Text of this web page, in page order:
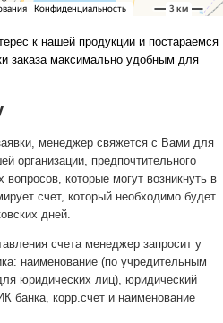
к нашей продукции и постараемся
заказа максимально удобным для
менеджер свяжется с Вами для
организации, предпочтительного
вопросов, которые могут возникнуть в
счет, который необходимо будет
дней.
счета менеджер запросит у
наименование (по учредительным
юридических лиц), юридический
банка, корр.счет и наименование